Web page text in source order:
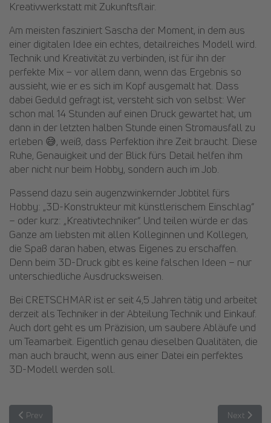
Kreativwerkstatt mit Zukunftsflair.
Am meisten fasziniert Sascha der Moment, in dem aus
einer digitalen Idee ein echtes, detailreiches Modell wird.
Technik und Kreativität zu verbinden, ist für ihn der
perfekte Mix – vor allem dann, wenn das Ergebnis so
aussieht, wie er es sich im Kopf ausgemalt hat. Dass
dabei Geduld gefragt ist, versteht sich von selbst: Wer
schon mal 14 Stunden auf einen Druck gewartet hat, um
dann in der letzten halben Stunde einen Stromausfall zu
erleben 😅, weiß, dass Perfektion ihre Zeit braucht. Diese
Ruhe, Genauigkeit und der Blick fürs Detail helfen ihm
aber nicht nur beim Hobby, sondern auch im Job.
Passend dazu sein augenzwinkernder Jobtitel fürs
Hobby: „3D-Konstrukteur mit künstlerischem Einschlag“
– oder kurz: „Kreativtechniker“. Und teilen würde er das
Ganze am liebsten mit allen Kolleginnen und Kollegen,
die Spaß daran haben, etwas Eigenes zu erschaffen.
Denn beim 3D-Druck gibt es keine falschen Ideen – nur
unterschiedliche Ausdrucksweisen.
Bei CRETSCHMAR ist er seit 4,5 Jahren tätig und arbeitet
derzeit als Techniker in der Abteilung Technik und Einkauf.
Auch dort geht es um Präzision, um saubere Abläufe und
um Teamarbeit. Eigentlich genau dieselben Qualitäten, die
man auch braucht, wenn aus einer Datei ein perfektes
3D-Modell werden soll.
Previous article: Gut vernetzt im Hafen: CRETSCHMAR überzeugt
Prev Next
Next